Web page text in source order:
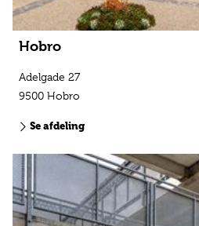
Hobro
Adelgade 27
9500 Hobro
Se afdeling